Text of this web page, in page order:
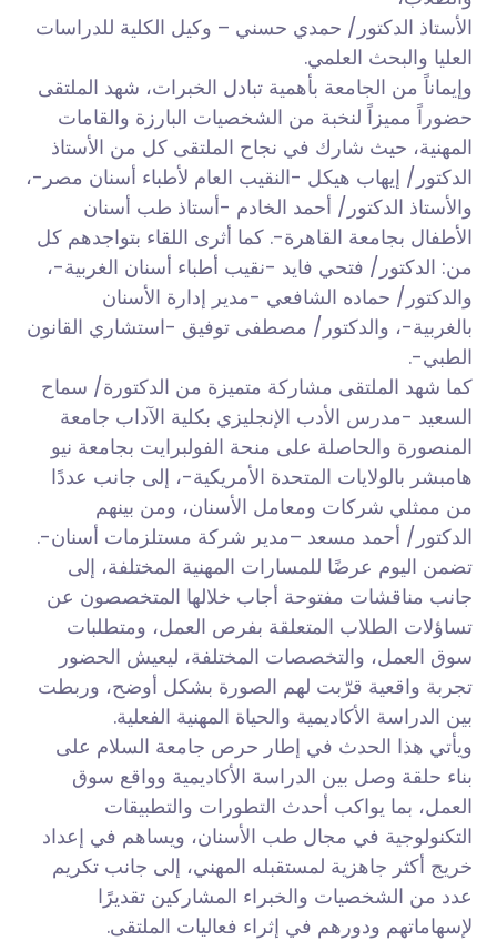
الأستاذ الدكتور/ حمدي حسني – وكيل الكلية للدراسات
العليا والبحث العلمي.
وإيماناً من الجامعة بأهمية تبادل الخبرات، شهد الملتقى
حضوراً مميزاً لنخبة من الشخصيات البارزة والقامات
المهنية، حيث شارك في نجاح الملتقى كل من الأستاذ
الدكتور/ إيهاب هيكل -النقيب العام لأطباء أسنان مصر-،
والأستاذ الدكتور/ أحمد الخادم -أستاذ طب أسنان
الأطفال بجامعة القاهرة-. كما أثرى اللقاء بتواجدهم كل
من: الدكتور/ فتحي فايد -نقيب أطباء أسنان الغربية-،
والدكتور/ حماده الشافعي -مدير إدارة الأسنان
بالغربية-، والدكتور/ مصطفى توفيق -استشاري القانون
الطبي-.
كما شهد الملتقى مشاركة متميزة من الدكتورة/ سماح
السعيد -مدرس الأدب الإنجليزي بكلية الآداب جامعة
المنصورة والحاصلة على منحة الفولبرايت بجامعة نيو
هامبشر بالولايات المتحدة الأمريكية-، إلى جانب عددًا
من ممثلي شركات ومعامل الأسنان، ومن بينهم
الدكتور/ أحمد مسعد –مدير شركة مستلزمات أسنان-.
تضمن اليوم عرضًا للمسارات المهنية المختلفة، إلى
جانب مناقشات مفتوحة أجاب خلالها المتخصصون عن
تساؤلات الطلاب المتعلقة بفرص العمل، ومتطلبات
سوق العمل، والتخصصات المختلفة، ليعيش الحضور
تجربة واقعية قرّبت لهم الصورة بشكل أوضح، وربطت
بين الدراسة الأكاديمية والحياة المهنية الفعلية.
ويأتي هذا الحدث في إطار حرص جامعة السلام على
بناء حلقة وصل بين الدراسة الأكاديمية وواقع سوق
العمل، بما يواكب أحدث التطورات والتطبيقات
التكنولوجية في مجال طب الأسنان، ويساهم في إعداد
خريج أكثر جاهزية لمستقبله المهني، إلى جانب تكريم
عدد من الشخصيات والخبراء المشاركين تقديرًا
لإسهاماتهم ودورهم في إثراء فعاليات الملتقى.